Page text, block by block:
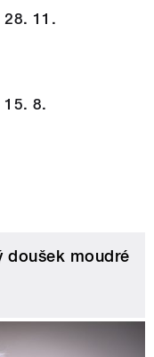
11.
8.
doušek moudré